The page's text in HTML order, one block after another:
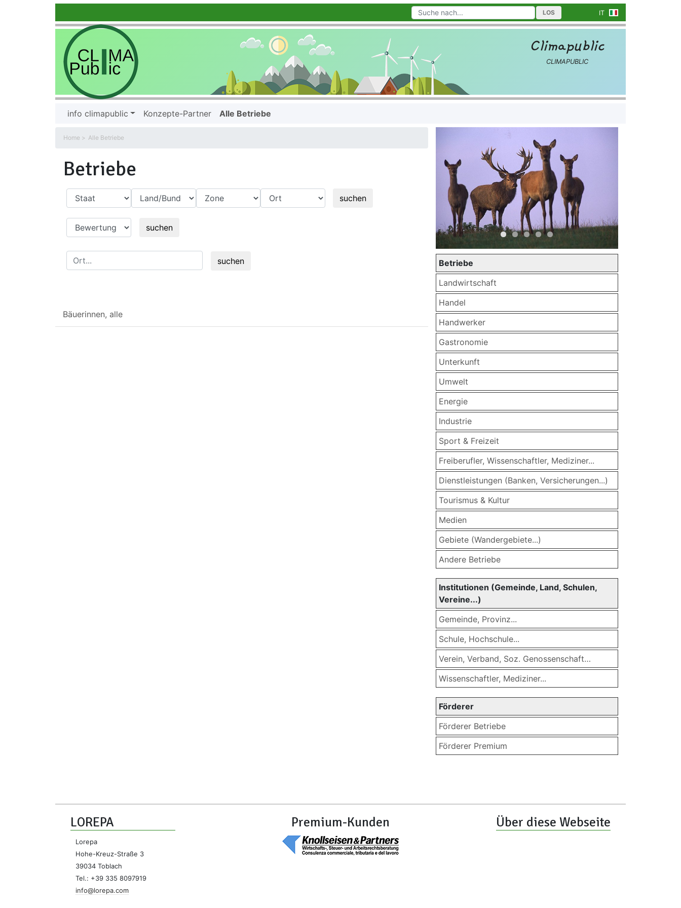
LOS IT
Climapublic
CLIMAPUBLIC
info climapublic Konzepte-Partner Alle Betriebe
Home Alle Betriebe
Betriebe
suchen
suchen
suchen
Bäuerinnen, alle
Betriebe
Landwirtschaft
Handel
Handwerker
Gastronomie
Unterkunft
Umwelt
Energie
Industrie
Sport & Freizeit
Freiberufler, Wissenschaftler, Mediziner...
Dienstleistungen (Banken, Versicherungen...)
Tourismus & Kultur
Medien
Gebiete (Wandergebiete...)
Andere Betriebe
Institutionen (Gemeinde, Land, Schulen,
Vereine...)
Gemeinde, Provinz...
Schule, Hochschule...
Verein, Verband, Soz. Genossenschaft…
Wissenschaftler, Mediziner...
Förderer
Förderer Betriebe
Förderer Premium
LOREPA
Lorepa
Hohe-Kreuz-Straße 3
39034 Toblach
Tel.: +39 335 8097919
info@lorepa.com
Premium-Kunden Über diese Webseite